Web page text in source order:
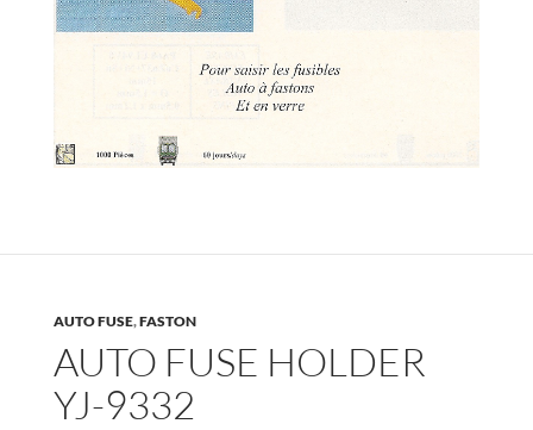
AUTO FUSE,FASTON
AUTO FUSE HOLDER
YJ-9332